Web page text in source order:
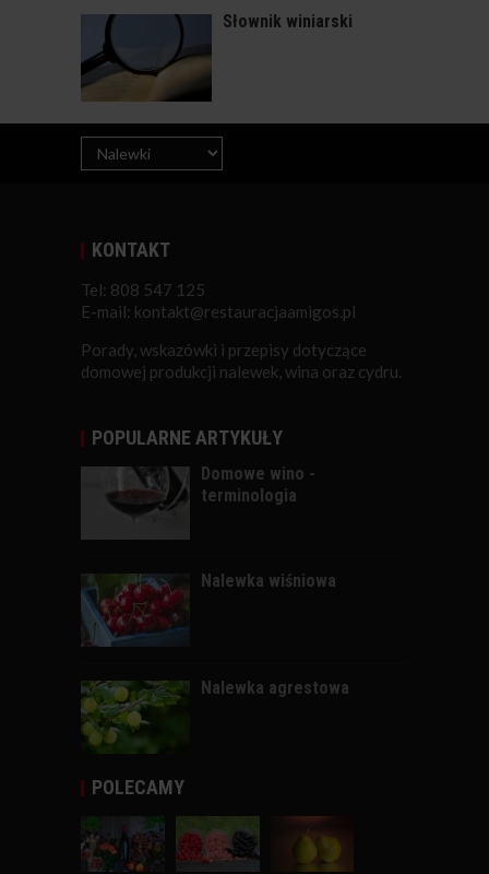
Słownik winiarski
KONTAKT
Tel: 808 547 125
E-mail: kontakt@restauracjaamigos.pl
Porady, wskazówki i przepisy dotyczące
domowej produkcji nalewek, wina oraz cydru.
POPULARNE ARTYKUŁY
Domowe wino -
terminologia
Nalewka wiśniowa
Nalewka agrestowa
POLECAMY